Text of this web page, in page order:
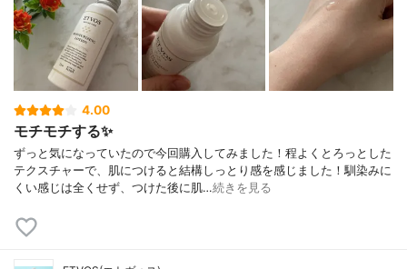
4.00
モチモチする✨
ずっと気になっていたので今回購入してみました！程よくとろっとした
テクスチャーで、肌につけると結構しっとり感を感じました！馴染みに
くい感じは全くせず、つけた後に肌…続きを見る